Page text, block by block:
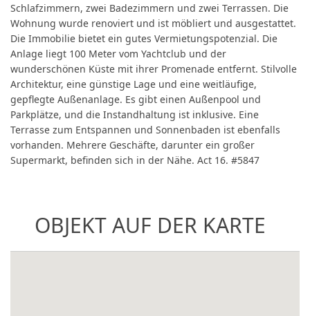
Schlafzimmern, zwei Badezimmern und zwei Terrassen. Die
Wohnung wurde renoviert und ist möbliert und ausgestattet.
Die Immobilie bietet ein gutes Vermietungspotenzial. Die
Anlage liegt 100 Meter vom Yachtclub und der
wunderschönen Küste mit ihrer Promenade entfernt. Stilvolle
Architektur, eine günstige Lage und eine weitläufige,
gepflegte Außenanlage. Es gibt einen Außenpool und
Parkplätze, und die Instandhaltung ist inklusive. Eine
Terrasse zum Entspannen und Sonnenbaden ist ebenfalls
vorhanden. Mehrere Geschäfte, darunter ein großer
Supermarkt, befinden sich in der Nähe. Act 16. #5847
OBJEKT AUF DER KARTE